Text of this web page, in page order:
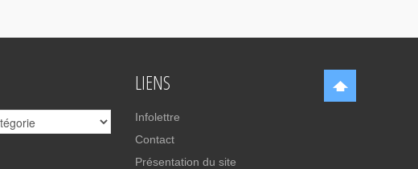
LIENS
Infolettre
Contact
Présentation du site